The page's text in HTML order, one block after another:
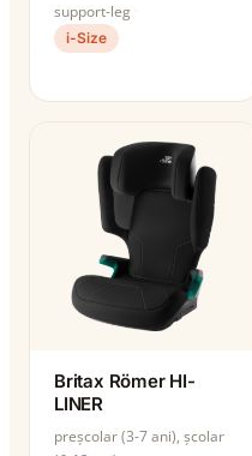
support-leg
i-Size
Britax Römer HI-
LINER
preșcolar (3-7 ani), școlar